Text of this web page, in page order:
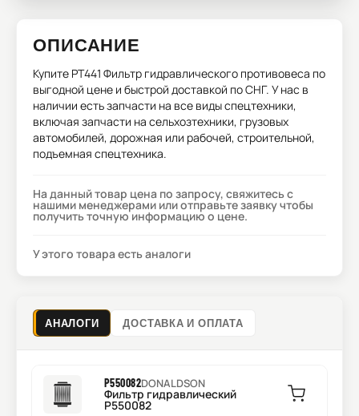
ОПИСАНИЕ
Купите PT441 Фильтр гидравлического противовеса по
выгодной цене и быстрой доставкой по СНГ. У нас в
наличии есть запчасти на все виды спецтехники,
включая запчасти на сельхозтехники, грузовых
автомобилей, дорожная или рабочей, строительной,
подъемная спецтехника.
На данный товар цена по запросу, свяжитесь с
нашими менеджерами или отправьте заявку чтобы
получить точную информацию о цене.
У этого товара есть аналоги
АНАЛОГИ ДОСТАВКА И ОПЛАТА
P550082DONALDSON
Фильтр гидравлический
P550082